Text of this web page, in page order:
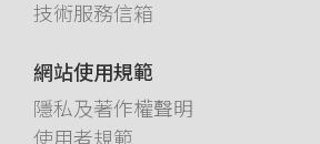
技術服務信箱
網站使用規範
隱私及著作權聲明
使用者規範